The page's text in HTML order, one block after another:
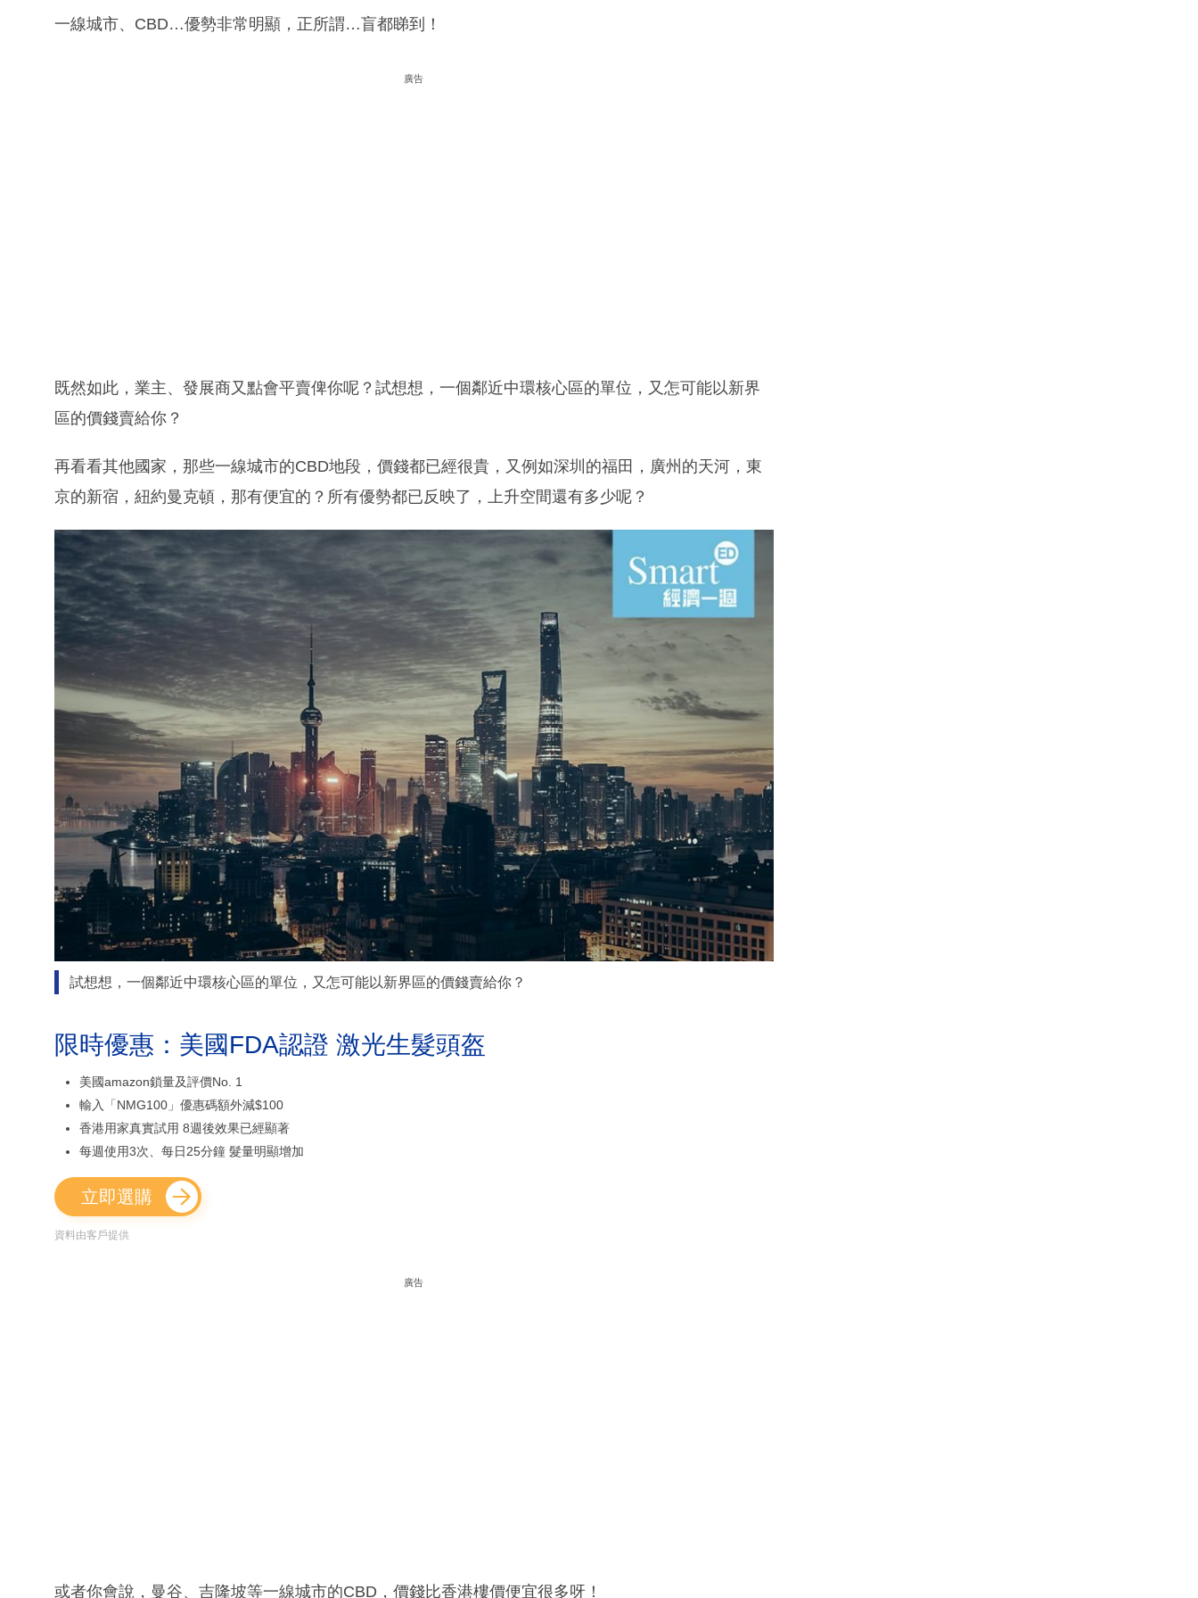
一線城市、CBD…優勢非常明顯，正所謂…盲都睇到！
廣告
既然如此，業主、發展商又點會平賣俾你呢？試想想，一個鄰近中環核心區的單位，又怎可能以新界
區的價錢賣給你？
再看看其他國家，那些一線城市的CBD地段，價錢都已經很貴，又例如深圳的福田，廣州的天河，東
京的新宿，紐約曼克頓，那有便宜的？所有優勢都已反映了，上升空間還有多少呢？
試想想，一個鄰近中環核心區的單位，又怎可能以新界區的價錢賣給你？
限時優惠：美國FDA認證 激光生髮頭盔
美國amazon鎖量及評價No. 1
輸入「NMG100」優惠碼額外減$100
香港用家真實試用 8週後效果已經顯著
每週使用3次、每日25分鐘 髮量明顯增加
立即選購
資料由客戶提供
廣告
或者你會說，曼谷、吉隆坡等一線城市的CBD，價錢比香港樓價便宜很多呀！